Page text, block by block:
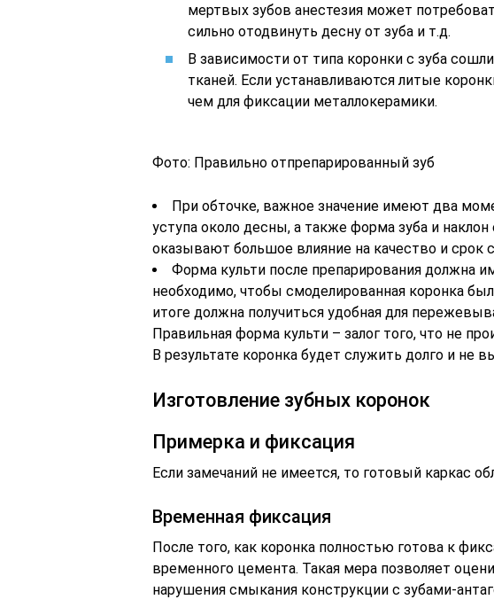
мертвых зубов анестезия может
сильно отодвинуть десну от зуба и т.д.
В зависимости от типа коронки с зуба
тканей. Если устанавливаются литые
чем для фиксации металлокерамики.
Фото: Правильно отпрепарированный зуб
При обточке, важное значение имеют два
уступа около десны, а также форма зуба и
оказывают большое влияние на качество и срок
Форма культи после препарирования должна
необходимо, чтобы смоделированная коронка
итоге должна получиться удобная для
Правильная форма культи – залог того, что не
В результате коронка будет служить долго и не
Изготовление зубных коронок
Примерка и фиксация
Если замечаний не имеется, то готовый каркас
Временная фиксация
После того, как коронка полностью готова к
временного цемента. Такая мера позволяет
нарушения смыкания конструкции с зубами-